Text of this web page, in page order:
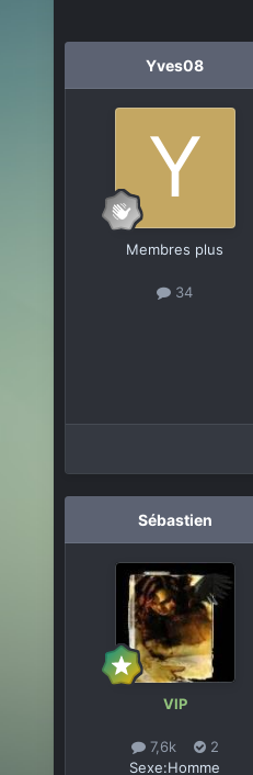
Yves08
Membres plus
34
Sébastien
VIP
7,6k
2
Sexe:Homme